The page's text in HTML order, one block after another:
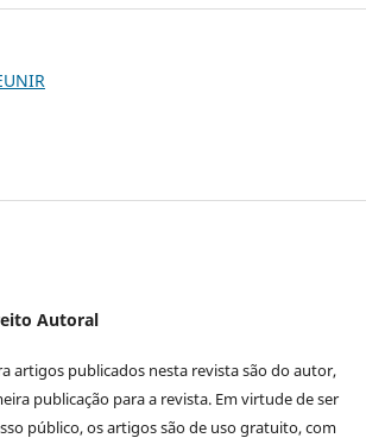
Autoral
artigos publicados nesta revista são do autor,
publicação para a revista. Em virtude de ser
público, os artigos são de uso gratuito, com